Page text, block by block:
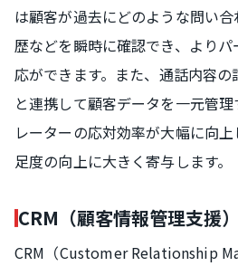
は顧客が過去にどのような問い
歴などを瞬時に確認でき、より
応ができます。また、通話内容の
と連携して顧客データを一元管
レーターの応対効率が大幅に向
足度の向上に大きく寄与します。
CRM（顧客情報管理支援）
CRM（Customer Relationship